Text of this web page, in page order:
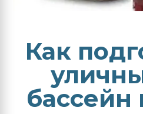
Как
бассейн